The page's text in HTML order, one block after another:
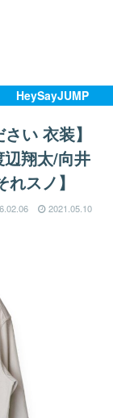
HeySayJUMP
い 衣装】
翔太/向井
スノ】
2021.05.10